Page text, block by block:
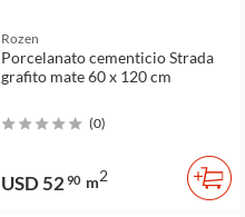
Rozen
Porcelanato cementicio Strada
grafito mate 60 x 120 cm
(0)
USD 52 90 m2